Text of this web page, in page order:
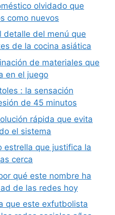
olvidado que
como nuevos
detalle del menú que
de la cocina asiática
de materiales que
en el juego
: la sensación
de 45 minutos
rápida que evita
el sistema
estrella que justifica la
cerca
qué este nombre ha
de las redes hoy
que este exfutbolista